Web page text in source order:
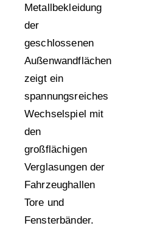
Metallbekleidung
der
geschlossenen
Außenwandflächen
zeigt ein
spannungsreiches
Wechselspiel mit
den
großflächigen
Verglasungen der
Fahrzeughallen
Tore und
Fensterbänder.